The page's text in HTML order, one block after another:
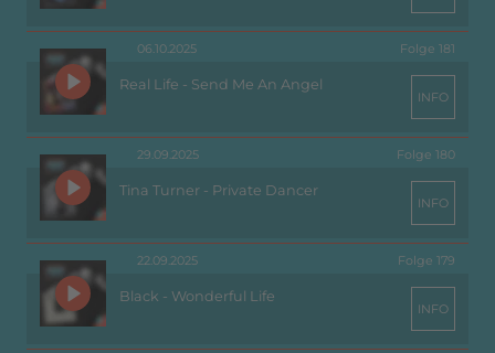
06.10.2025 Folge 181
Real Life - Send Me An Angel
INFO
29.09.2025 Folge 180
Tina Turner - Private Dancer
INFO
22.09.2025 Folge 179
Black - Wonderful Life
INFO